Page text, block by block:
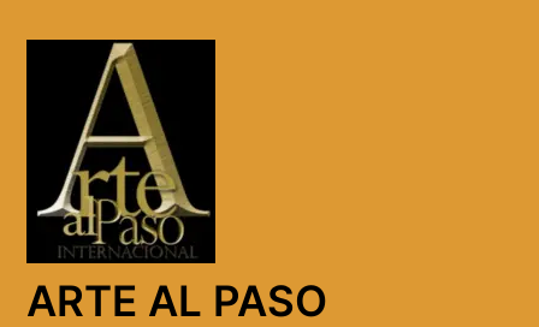
ARTE AL PASO